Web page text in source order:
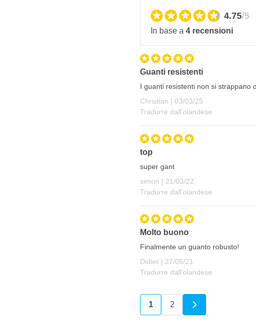
4.75/5
In base a 4 recensioni
Guanti resistenti
I guanti resistenti non si strappano
Christian | 3 marzo 2025
03/03/25
Tradurre dall'olandese
top
super gant
simon | 21 marzo 2022
21/03/22
Tradurre dall'olandese
Molto buono
Finalmente un guanto robusto!
Didier | 27 maggio 2021
27/05/21
Tradurre dall'olandese
Attualmente stai leggendo
1 Pagina
2